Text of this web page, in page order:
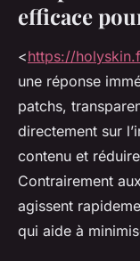
efficace
<https://
une réponse
patchs,
directement sur
contenu et
Contrairement
agissent
qui aide à